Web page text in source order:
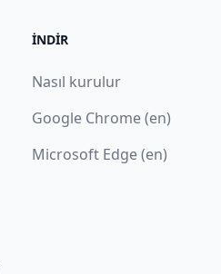
İNDIR
Nasıl kurulur
Google Chrome (en)
Microsoft Edge (en)